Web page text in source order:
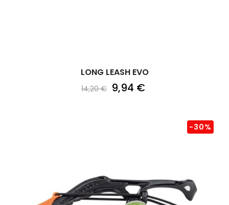
LONG LEASH EVO
14,20 € 9,94 €
-30%